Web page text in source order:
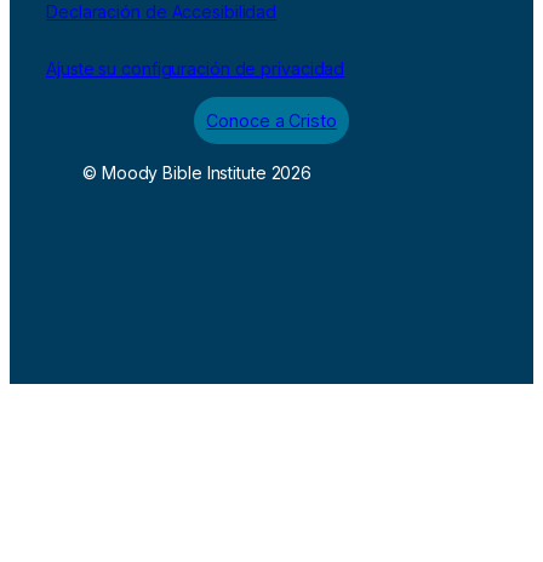
Declaración de Accesibilidad
Ajuste su configuración de privacidad
Conoce a Cristo
© Moody Bible Institute 2026